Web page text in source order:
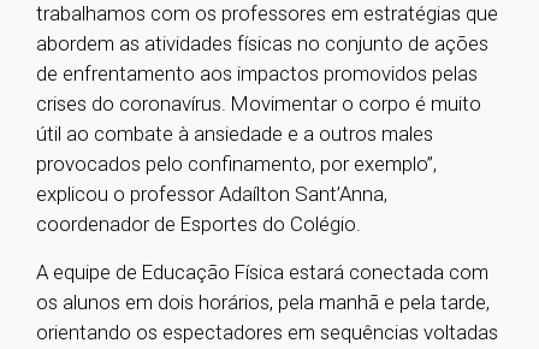
trabalhamos com os professores em estratégias que
abordem as atividades físicas no conjunto de ações
de enfrentamento aos impactos promovidos pelas
crises do coronavírus. Movimentar o corpo é muito
útil ao combate à ansiedade e a outros males
provocados pelo confinamento, por exemplo”,
explicou o professor Adaílton Sant’Anna,
coordenador de Esportes do Colégio.
A equipe de Educação Física estará conectada com
os alunos em dois horários, pela manhã e pela tarde,
orientando os espectadores em sequências voltadas